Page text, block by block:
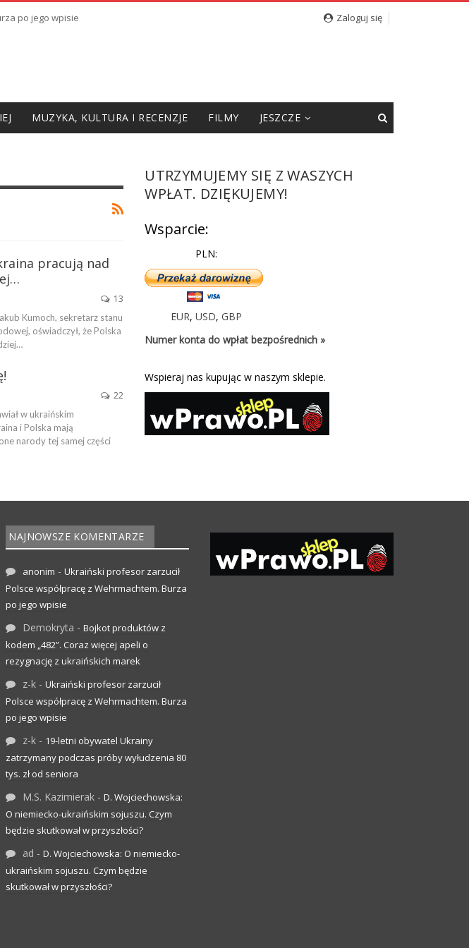
po jego wpisie Zaloguj się
MUZYKA, KULTURA I RECENZJE FILMY JESZCZE
pracują nad
13
Kumoch, sekretarz stanu
oświadczył, że Polska
22
w ukraińskim
i Polska mają
narody tej samej części
UTRZYMUJEMY SIĘ Z WASZYCH
WPŁAT. DZIĘKUJEMY!
Wsparcie:
PLN:
EUR,USD,GBP
Numer konta do wpłat bezpośrednich »
Wspieraj nas kupując w naszym sklepie.
NAJNOWSZE KOMENTARZE
anonim - Ukraiński profesor zarzucił
Polsce współpracę z Wehrmachtem. Burza
po jego wpisie
Demokryta - Bojkot produktów z
kodem „482”. Coraz więcej apeli o
rezygnację z ukraińskich marek
z-k - Ukraiński profesor zarzucił
Polsce współpracę z Wehrmachtem. Burza
po jego wpisie
z-k - 19-letni obywatel Ukrainy
zatrzymany podczas próby wyłudzenia 80
tys. zł od seniora
M.S. Kazimierak - D. Wojciechowska:
O niemiecko-ukraińskim sojuszu. Czym
będzie skutkował w przyszłości?
ad - D. Wojciechowska: O niemiecko-
ukraińskim sojuszu. Czym będzie
skutkował w przyszłości?